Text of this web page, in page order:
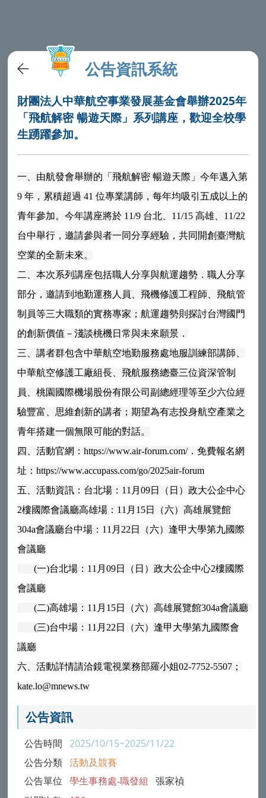
公告資訊系統
財團法人中華航空事業發展基金會舉辦2025年
「飛航解密 暢遊天際」系列講座，歡迎全校學
生踴躍參加。
一、由航發會舉辦的「飛航解密 暢遊天際」今年邁入第
9 年，累積超過 41 位專業講師，每年均吸引五成以上的
青年參加。今年講座將於 11/9 台北、11/15 高雄、11/22
台中舉行，邀請參與者一同分享經驗，共同開創臺灣航
空業的全新未來。
二、本次系列講座包括職人分享與航運趨勢．職人分享
部分，邀請到地勤運務人員、飛機修護工程師、飛航管
制員等三大職類的實務專家；航運趨勢則探討台灣國門
的創新價值－淺談桃機日常與未來願景．
三、講者群包含中華航空地勤服務處地服訓練部講師、
中華航空修護工廠組長、飛航服務總臺三位資深管制
員、桃園國際機場股份有限公司副總經理等至少六位經
驗豐富、思維創新的講者；期望為有志投身航空產業之
青年搭建一個無限可能的對話。
四、活動官網：https://www.air-forum.com/．免費報名網
址：https://www.accupass.com/go/2025air-forum
五、活動資訊：台北場：11月09日（日）政大公企中心
2樓國際會議廳高雄場：11月15日（六）高雄展覽館
304a會議廳台中場：11月22日（六）逢甲大學第九國際
會議廳
(一)台北場：11月09日（日）政大公企中心2樓國際
會議廳
(二)高雄場：11月15日（六）高雄展覽館304a會議廳
(三)台中場：11月22日（六）逢甲大學第九國際會
議廳
六、活動詳情請洽鏡電視業務部羅小姐02-7752-5507；
kate.lo@mnews.tw
公告資訊
公告時間 2025/10/15~2025/11/22
公告分類 活動及競賽
公告單位 學生事務處-職發組 張家禎